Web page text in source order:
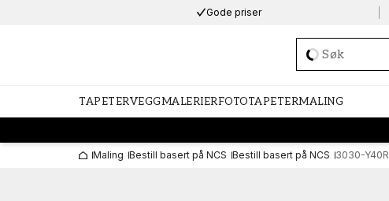
Gode priser
Loading…
TAPETERVEGGMALERIERFOTOTAPETERMALING
Maling Bestill basert på NCS Bestill basert på NCS 3030-Y40R